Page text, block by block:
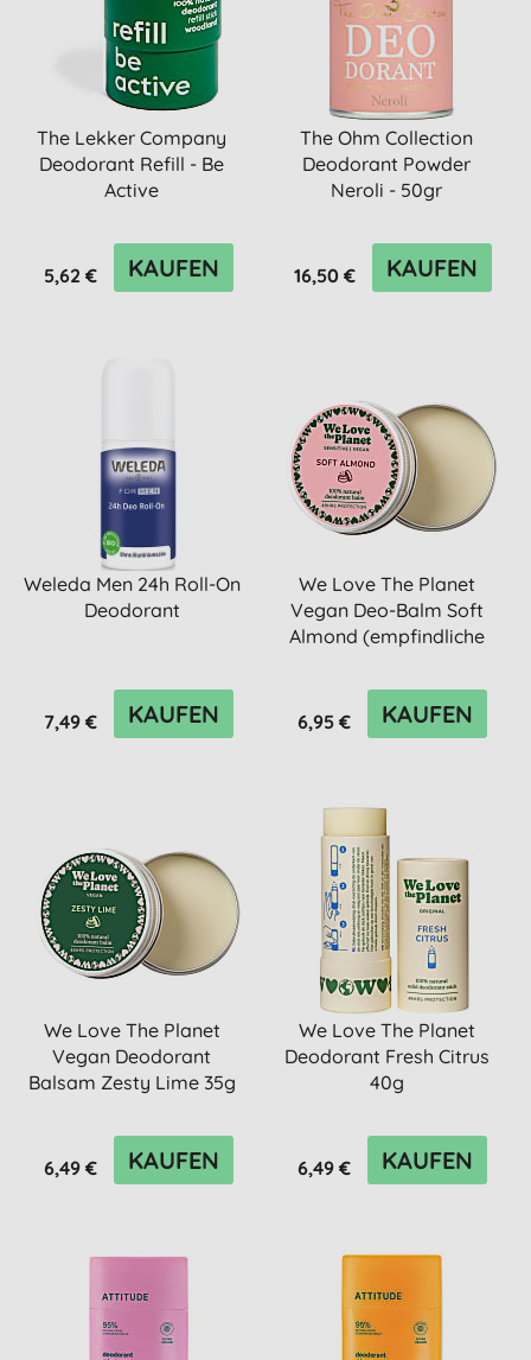
The Lekker Company
Deodorant Refill - Be
Active
5,62 € KAUFEN
The Ohm Collection
Deodorant Powder
Neroli - 50gr
16,50 € KAUFEN
Weleda Men 24h Roll-On
Deodorant
7,49 € KAUFEN
We Love The Planet
Vegan Deo-Balm Soft
Almond (empfindliche
6,95 € KAUFEN
We Love The Planet
Vegan Deodorant
Balsam Zesty Lime 35g
6,49 € KAUFEN
We Love The Planet
Deodorant Fresh Citrus
40g
6,49 € KAUFEN